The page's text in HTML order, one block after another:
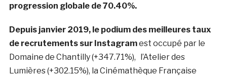
progression globale de 70.40%.
Depuis janvier 2019, le podium des meilleures taux
de recrutements sur Instagramest occupé par le
Domaine de Chantilly (+347.71%), l’Atelier des
Lumières (+302.15%), la Cinémathèque Française